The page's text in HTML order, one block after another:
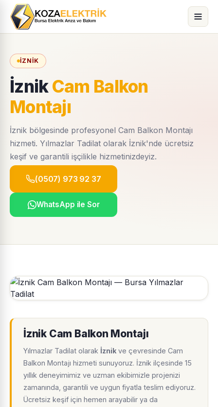
İZNIK
İznikCam Balkon
Montajı
İznik bölgesinde profesyonel Cam Balkon Montajı
hizmeti. Yılmazlar Tadilat olarak İznik'nde ücretsiz
keşif ve garantili işçilikle hizmetinizdeyiz.
(0507) 973 92 37
WhatsApp ile Sor
İznik Cam Balkon Montajı
Yılmazlar Tadilat olarak İznik ve çevresinde Cam
Balkon Montajı hizmeti sunuyoruz. İznik ilçesinde 15
yıllık deneyimimiz ve uzman ekibimizle projenizi
zamanında, garantili ve uygun fiyatla teslim ediyoruz.
Ücretsiz keşif için hemen arayabilir ya da